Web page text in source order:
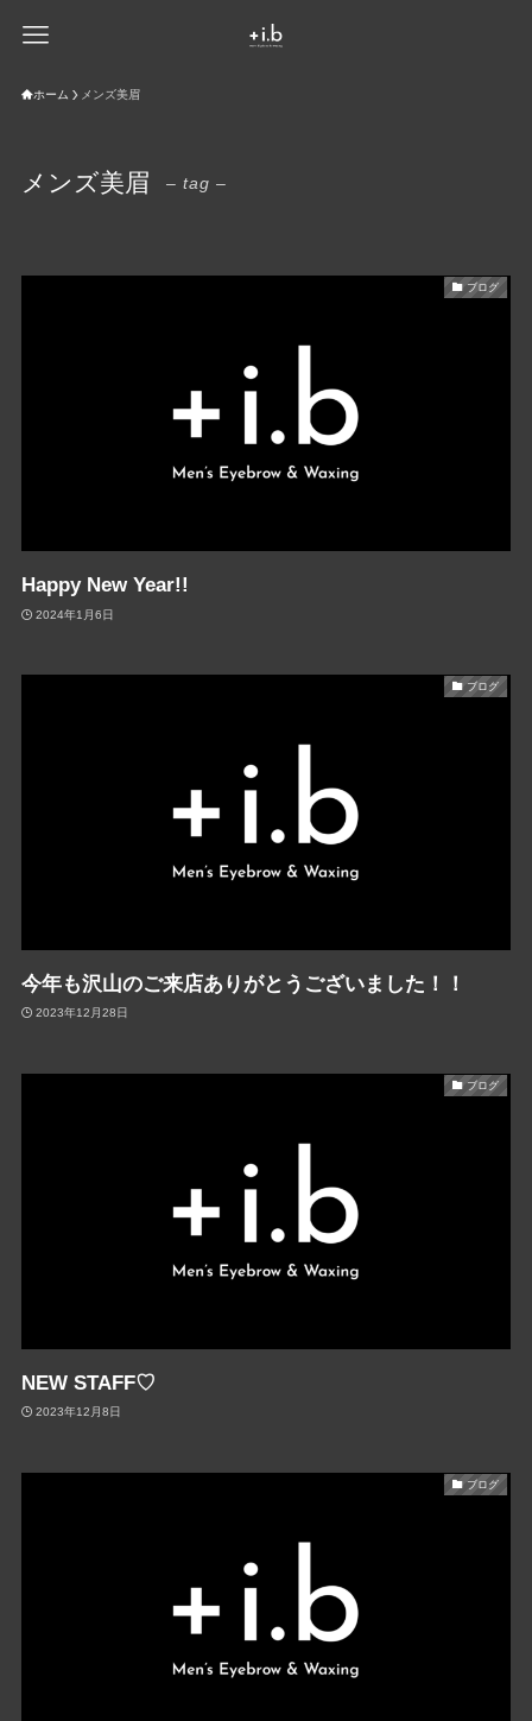
ホーム メンズ美眉
メンズ美眉 – tag –
ブログ
Happy New Year!!
2024年1月6日
ブログ
今年も沢山のご来店ありがとうございました！！
2023年12月28日
ブログ
NEW STAFF♡
2023年12月8日
ブログ